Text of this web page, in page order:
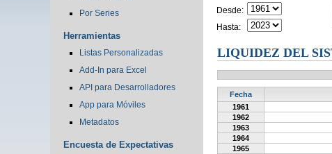
Por Series
Herramientas
Listas Personalizadas
Add-In para Excel
API para Desarrolladores
App para Móviles
Metadatos
Encuesta de Expectativas
Desde:
Hasta:
LIQUIDEZ DEL
Fecha
1961
1962
1963
1964
1965